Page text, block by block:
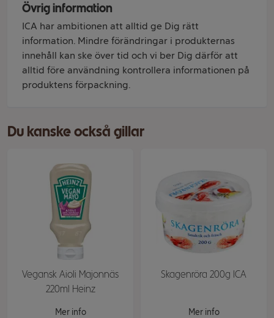
Övrig information
ICA har ambitionen att alltid ge Dig rätt
information. Mindre förändringar i produkternas
innehåll kan ske över tid och vi ber Dig därför att
alltid före användning kontrollera informationen på
produktens förpackning.
Du kanske också gillar
Vegansk Aioli Majonnäs
220ml Heinz
Mer info
Skagenröra 200g ICA
Mer info